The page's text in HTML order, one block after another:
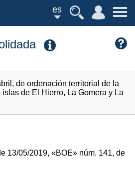
es
de ordenación territorial de la
de El Hierro, La Gomera y La
13/05/2019,«BOE» núm. 141, de